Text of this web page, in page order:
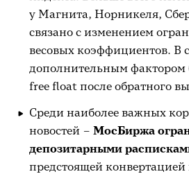
у Магнита, Норникеля,
связано с изменением
весовых коэффициентов. В
дополнительным фактором
free float после обратного
Среди наиболее важных
новостей – МосБиржа
депозитарными
предстоящей